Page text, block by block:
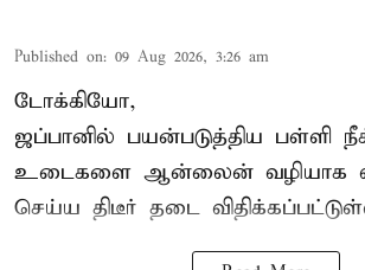
Published on: 09 Aug 2026, 3:26 am
டோக்கியோ,
ஜப்பானில் பயன்படுத்திய பள்ளி
உடைகளை ஆன்லைன் வழியாக
செய்ய திடீர் தடை